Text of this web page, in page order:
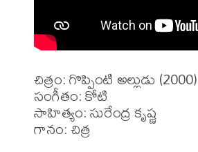
చిత్రం: గొప్పింటి అల్లుడు (2000)
సంగీతం: కోటి
సాహిత్యం: సురేంద్ర కృష్ణ
గానం: చిత్ర